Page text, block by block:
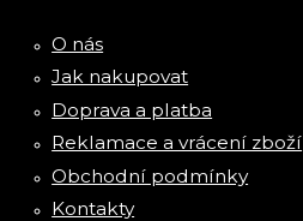
O nás
Jak nakupovat
Doprava a platba
Reklamace a vrácení zboží
Obchodní podmínky
Kontakty